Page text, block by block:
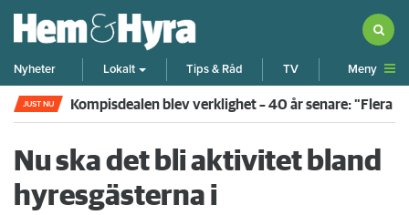
Nyheter Lokalt Tips & Råd TV Meny
JUST NU Kompisdealen blev verklighet – 40 år senare: "Flera
Nu ska det bli aktivitet bland
hyresgästerna i